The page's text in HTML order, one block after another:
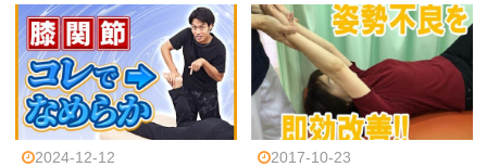
2024-12-12 2017-10-23